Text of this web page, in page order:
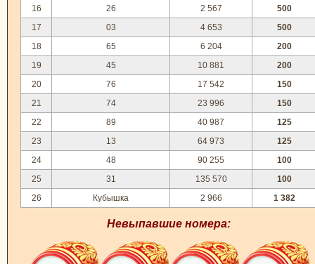
16
26 2 567
500
17
03 4 653
500
18
65 6 204
200
19
45 10 881
200
20
76 17 542
150
21
74 23 996
150
22
89 40 987
125
23
13 64 973
125
24
48 90 255
100
25
31 135 570
100
26
Кубышка 2 966 1 382
Невыпавшие номера: